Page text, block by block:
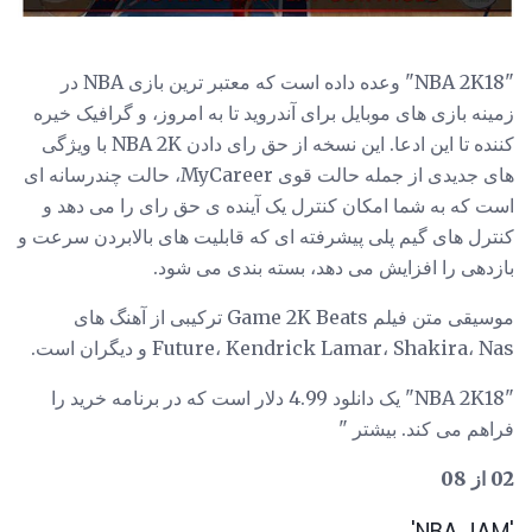
"NBA 2K18" وعده داده است که معتبر ترین بازی NBA در
زمینه بازی های موبایل برای آندروید تا به امروز، و گرافیک خیره
کننده تا این ادعا. این نسخه از حق رای دادن NBA 2K با ویژگی
های جدیدی از جمله حالت قوی MyCareer، حالت چندرسانه ای
است که به شما امکان کنترل یک آینده ی حق رای را می دهد و
کنترل های گیم پلی پیشرفته ای که قابلیت های بالابردن سرعت و
بازدهی را افزایش می دهد، بسته بندی می شود.
موسیقی متن فیلم Game 2K Beats ترکیبی از آهنگ های
Future، Kendrick Lamar، Shakira، Nas و دیگران است.
"NBA 2K18" یک دانلود 4.99 دلار است که در برنامه خرید را
فراهم می کند. بیشتر "
02 از 08